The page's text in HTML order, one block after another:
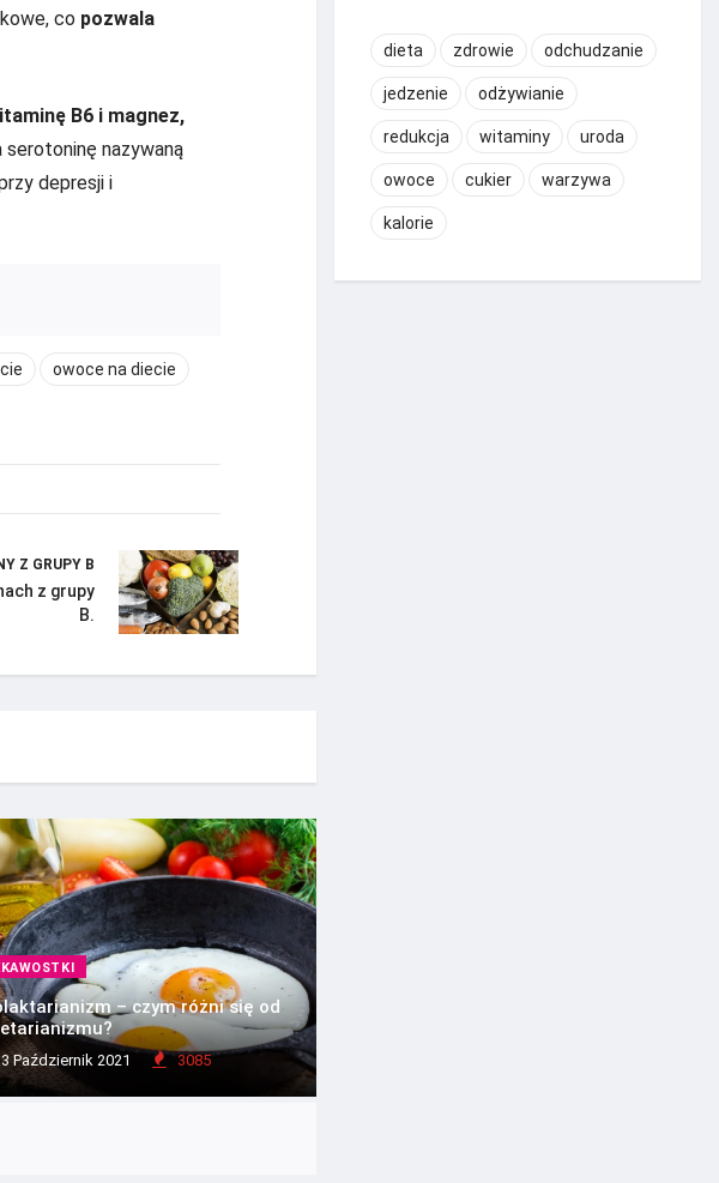
co pozwala
B6 i magnez,
serotoninę nazywaną
depresji i
owoce na diecie
Z GRUPY B
z grupy
B.
– czym różni się od
Październik 2021 3085
dieta zdrowie odchudzanie
jedzenie odżywianie
redukcja witaminy uroda
owoce cukier warzywa
kalorie